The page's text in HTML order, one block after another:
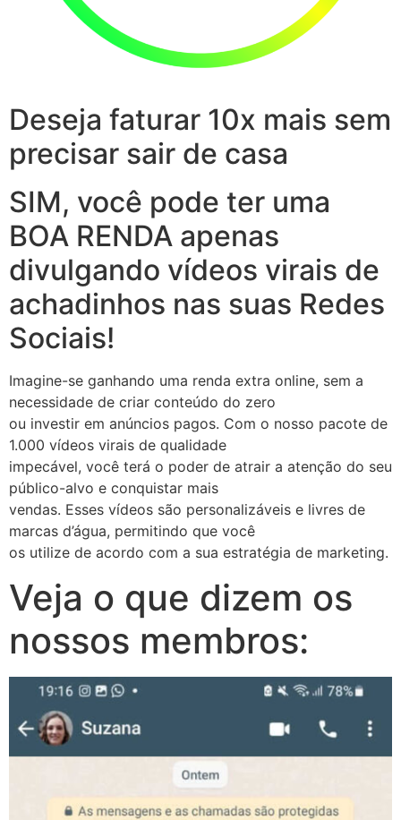
Deseja faturar 10x mais sem
precisar sair de casa
SIM, você pode ter uma
BOA RENDA apenas
divulgando vídeos virais de
achadinhos nas suas Redes
Sociais!
Imagine-se ganhando uma renda extra online, sem a
necessidade de criar conteúdo do zero
ou investir em anúncios pagos. Com o nosso pacote de
1.000 vídeos virais de qualidade
impecável, você terá o poder de atrair a atenção do seu
público-alvo e conquistar mais
vendas. Esses vídeos são personalizáveis e livres de
marcas d’água, permitindo que você
os utilize de acordo com a sua estratégia de marketing.
Veja o que dizem os
nossos membros: